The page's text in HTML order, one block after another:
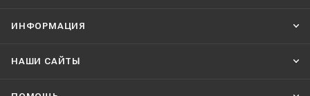
ИНФОРМАЦИЯ
НАШИ CАЙТЫ